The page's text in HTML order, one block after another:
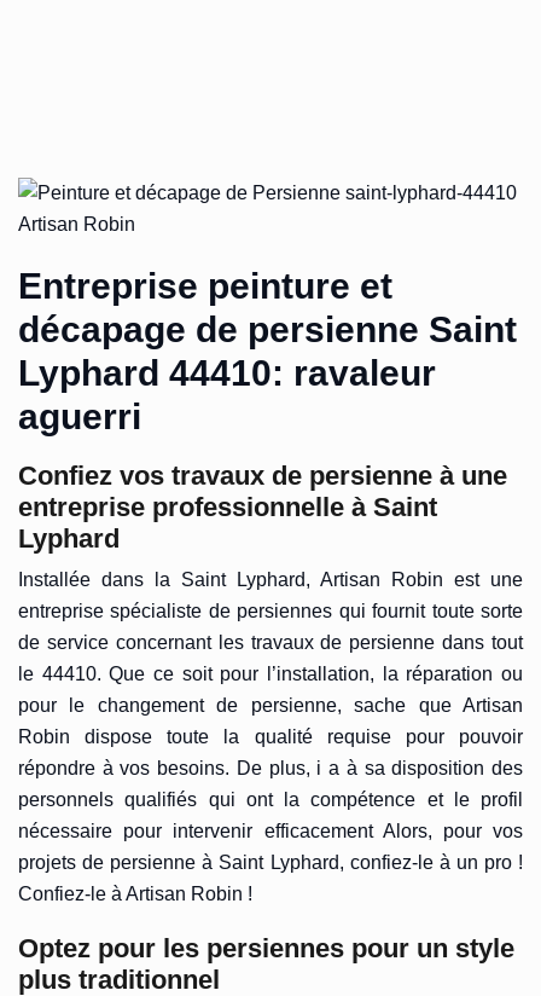
Entreprise peinture et
décapage de persienne Saint
Lyphard 44410: ravaleur
aguerri
Confiez vos travaux de persienne à une
entreprise professionnelle à Saint
Lyphard
Installée dans la Saint Lyphard, Artisan Robin est une
entreprise spécialiste de persiennes qui fournit toute sorte
de service concernant les travaux de persienne dans tout
le 44410. Que ce soit pour l’installation, la réparation ou
pour le changement de persienne, sache que Artisan
Robin dispose toute la qualité requise pour pouvoir
répondre à vos besoins. De plus, i a à sa disposition des
personnels qualifiés qui ont la compétence et le profil
nécessaire pour intervenir efficacement Alors, pour vos
projets de persienne à Saint Lyphard, confiez-le à un pro !
Confiez-le à Artisan Robin !
Optez pour les persiennes pour un style
plus traditionnel